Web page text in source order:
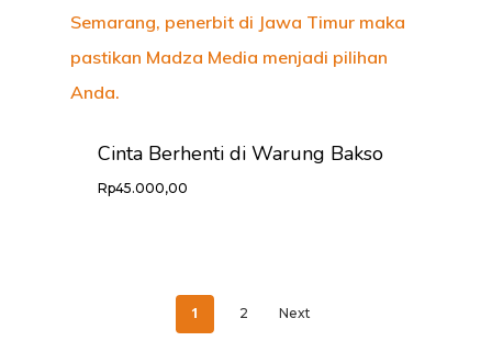
Cinta Berhenti di Warung Bakso
Rp45.000,00
1 2 Next